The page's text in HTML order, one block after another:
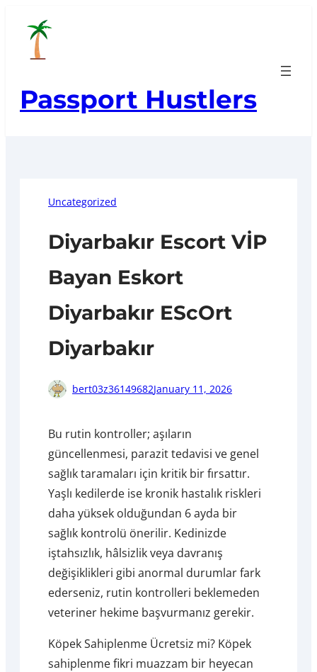
content
Passport Hustlers
Uncategorized
Diyarbakır Escort VİP
Bayan Eskort
Diyarbakır EScOrt
Diyarbakır
bert03z36149682January 11, 2026
Bu rutin kontroller; aşıların
güncellenmesi, parazit tedavisi ve genel
sağlık taramaları için kritik bir fırsattır.
Yaşlı kedilerde ise kronik hastalık riskleri
daha yüksek olduğundan 6 ayda bir
sağlık kontrolü önerilir. Kedinizde
iştahsızlık, hâlsizlik veya davranış
değişiklikleri gibi anormal durumlar fark
ederseniz, rutin kontrolleri beklemeden
veteriner hekime başvurmanız gerekir.
Köpek Sahiplenme Ücretsiz mi? Köpek
sahiplenme fikri muazzam bir heyecan